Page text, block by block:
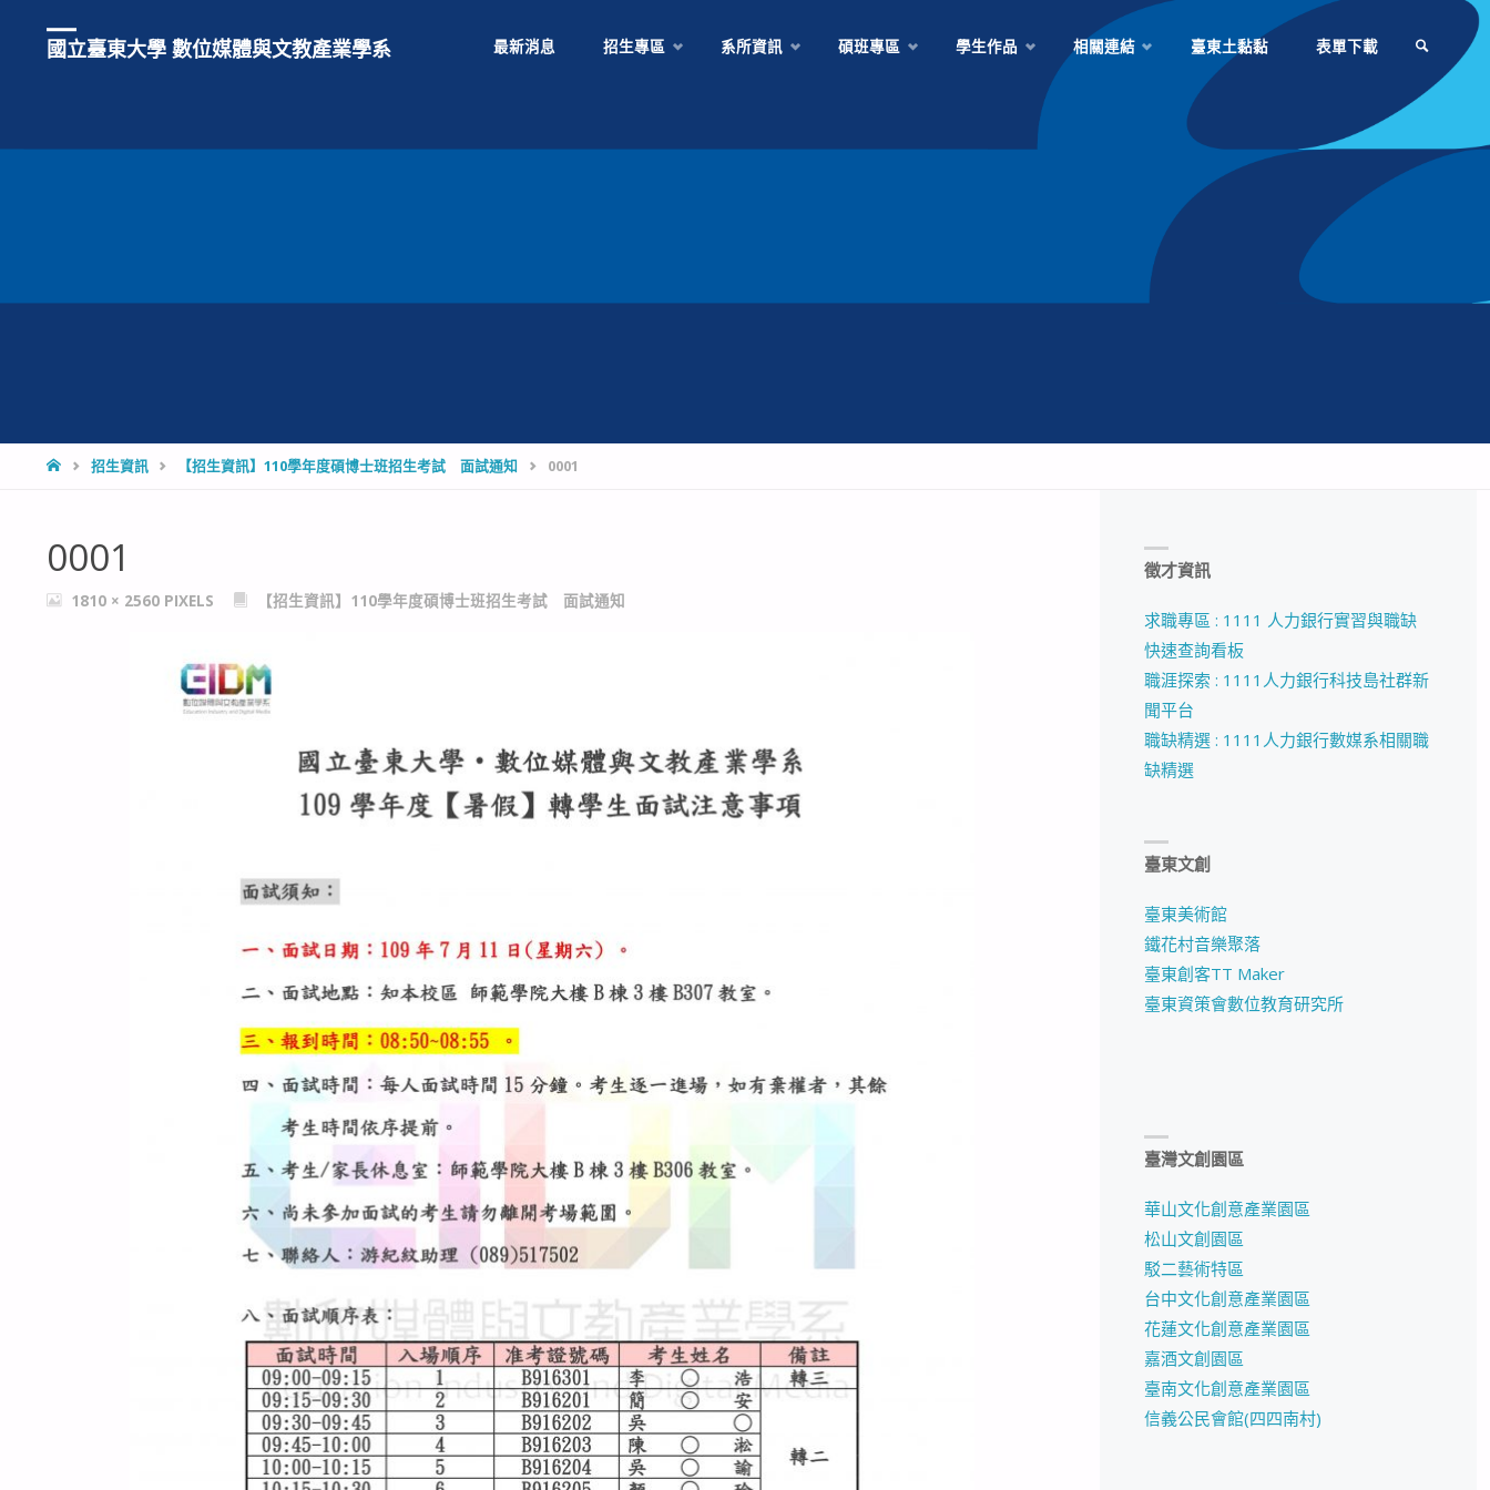
國立臺東大學 數位媒體與文教產業學系 最新消息 招生專區 系所資訊 碩班專區 學生作品 相關連結 臺東土黏黏 表單下載
HOME招生資訊 【招生資訊】110學年度碩博士班招生考試 面試通知 0001
0001
FULL1810 × 2560 PIXELS 【招生資訊】110學年度碩博士班招生考試 面試通知
徵才資訊
求職專區 : 1111 人力銀行實習與職缺
快速查詢看板
職涯探索 : 1111人力銀行科技島社群新
聞平台
職缺精選 : 1111人力銀行數媒系相關職
缺精選
臺東文創
臺東美術館
鐵花村音樂聚落
臺東創客TT Maker
臺東資策會數位教育研究所
臺灣文創園區
華山文化創意產業園區
松山文創園區
駁二藝術特區
台中文化創意產業園區
花蓮文化創意產業園區
嘉酒文創園區
臺南文化創意產業園區
信義公民會館(四四南村)